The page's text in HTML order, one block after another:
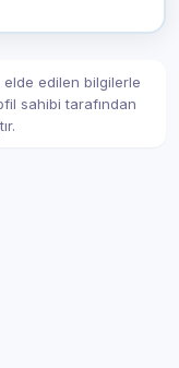
edilen bilgilerle
sahibi tarafından